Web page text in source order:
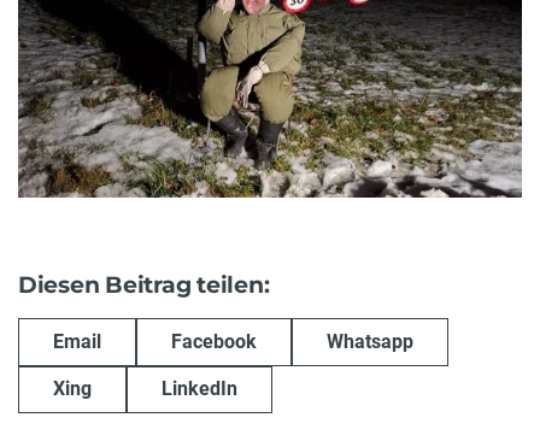
Diesen Beitrag teilen:
Email Facebook Whatsapp
Xing LinkedIn